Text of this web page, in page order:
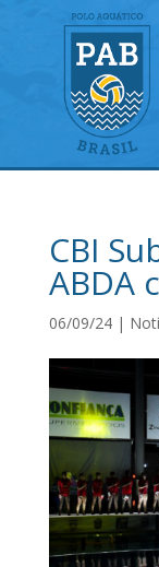
CBI
ABDA
06/09/24|